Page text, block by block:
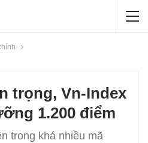
trọng, Vn-Index
1.200 điểm
trong khá nhiều mã